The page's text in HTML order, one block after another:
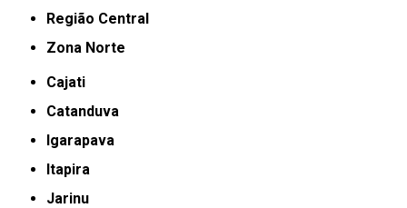
Região Central
Zona Norte
Cajati
Catanduva
Igarapava
Itapira
Jarinu